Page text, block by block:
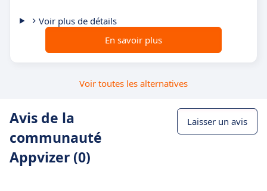
Voir plus de détails
En savoir plus
Voir toutes les alternatives
Avis de la
communauté
Appvizer (0)
Laisser un avis